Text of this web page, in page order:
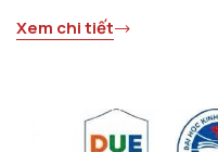
trong lĩnh vực
Xem chi tiết